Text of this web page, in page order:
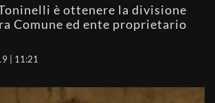
è ottenere la divisione
Comune ed ente proprietario
| 11:21